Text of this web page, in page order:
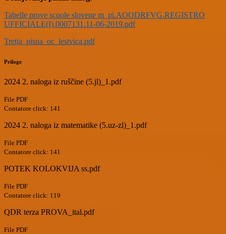
Tabelle prove scuole slovene m_pi.AOODRFVG.REGISTRO
UFFICIALE(I).0007131.11-06-2019.pdf
Tretja_pisna_oc_lestvica.pdf
Priloge
2024 2. naloga iz ruščine (5.jl)_1.pdf
File PDF
Contatore click: 141
2024 2. naloga iz matematike (5.uz-zl)_1.pdf
File PDF
Contatore click: 141
POTEK KOLOKVIJA ss.pdf
File PDF
Contatore click: 119
QDR terza PROVA_ital.pdf
File PDF